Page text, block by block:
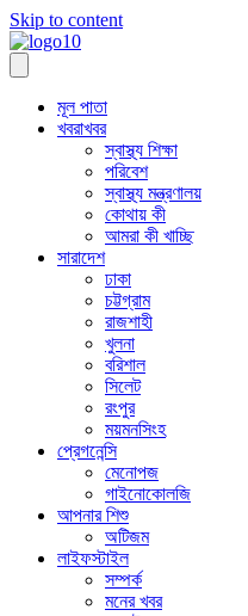
Skip to content
মূল পাতা
খবরাখবর
স্বাস্থ্য শিক্ষা
পরিবেশ
স্বাস্থ্য মন্ত্রণালয়
কোথায় কী
আমরা কী খাচ্ছি
সারাদেশ
ঢাকা
চট্টগ্রাম
রাজশাহী
খুলনা
বরিশাল
সিলেট
রংপুর
ময়মনসিংহ
প্রেগনেন্সি
মেনোপজ
গাইনোকোলজি
আপনার শিশু
অটিজম
লাইফস্টাইল
সম্পর্ক
মনের খবর